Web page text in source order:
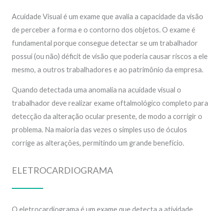
Acuidade Visual é um exame que avalia a capacidade da visão
de perceber a forma e o contorno dos objetos. O exame é
fundamental porque consegue detectar se um trabalhador
possui (ou não) déficit de visão que poderia causar riscos a ele
mesmo, a outros trabalhadores e ao patrimônio da empresa.
Quando detectada uma anomalia na acuidade visual o
trabalhador deve realizar exame oftalmológico completo para
detecção da alteração ocular presente, de modo a corrigir o
problema. Na maioria das vezes o simples uso de óculos
corrige as alterações, permitindo um grande benefício.
ELETROCARDIOGRAMA
O eletrocardiograma é um exame que detecta a atividade